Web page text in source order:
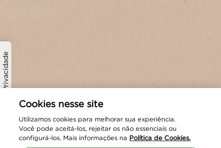
Política de Privacidade Cookies nesse site
Utilizamos cookies para melhorar sua experiência.
Você pode aceitá-los, rejeitar os não essenciais ou
configurá-los. Mais informações na Política de Cookies.